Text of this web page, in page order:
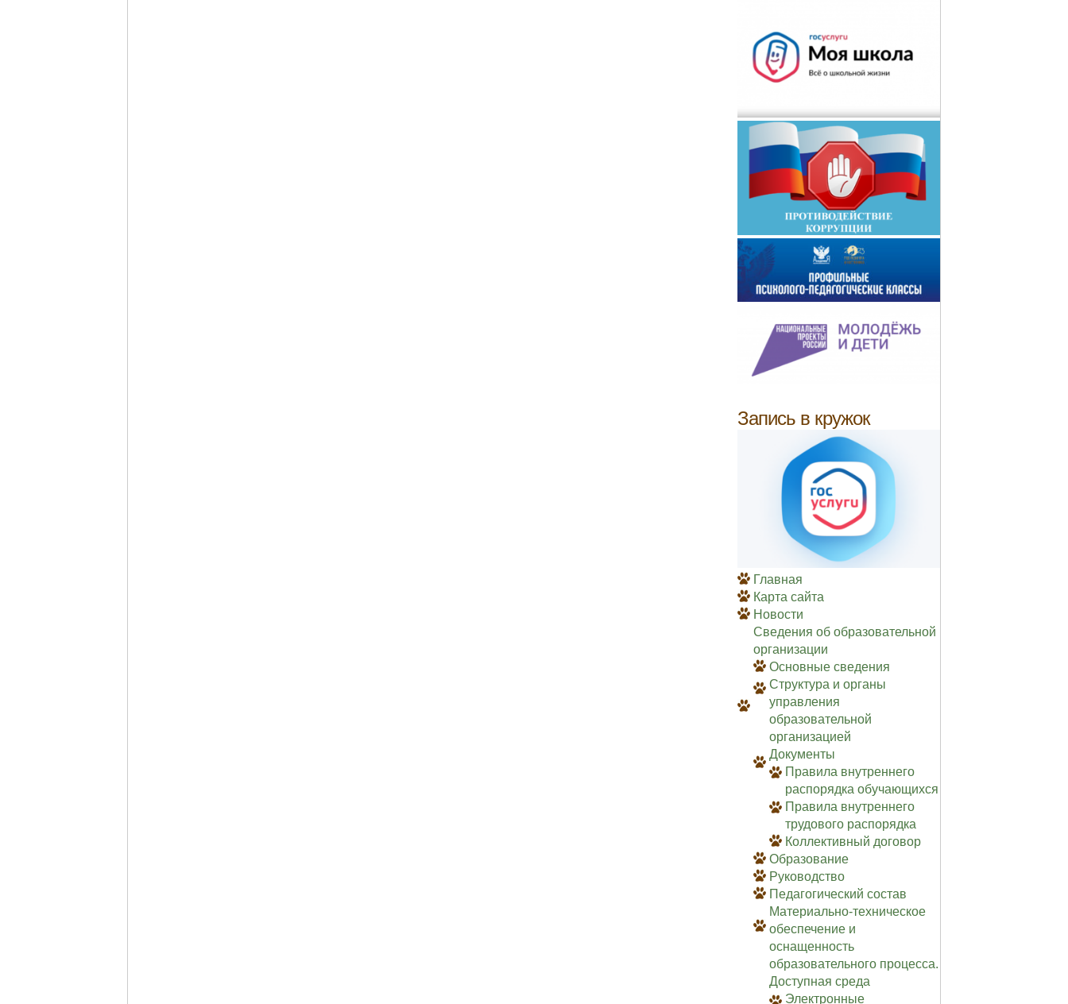
Запись в кружок
Главная
Карта сайта
Новости
Сведения об образовательной
организации
Основные сведения
Структура и органы
управления
образовательной
организацией
Документы
Правила внутреннего
распорядка обучающихся
Правила внутреннего
трудового распорядка
Коллективный договор
Образование
Руководство
Педагогический состав
Материально-техническое
обеспечение и
оснащенность
образовательного процесса.
Доступная среда
Электронные